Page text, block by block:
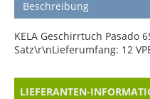
Beschreibung
KELA Geschirrtuch Pasado
Satz\r\nLieferumfang: 12
LIEFERANTEN-